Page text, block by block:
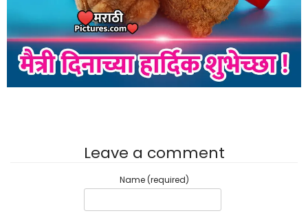
Leave a comment
Name (required)